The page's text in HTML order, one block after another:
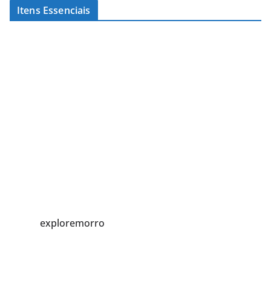
Itens Essenciais
exploremorro